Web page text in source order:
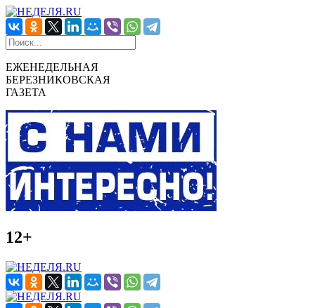
ЕЖЕНЕДЕЛЬНАЯ
БЕРЕЗНИКОВСКАЯ
ГАЗЕТА
12+